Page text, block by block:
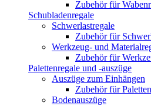
Zubehör für
Schubladenregale
Schwerlastregale
Zubehör für
Werkzeug- und
Zubehör für
Palettenregale und -auszüge
Auszüge zum Einhängen
Zubehör für
Bodenauszüge